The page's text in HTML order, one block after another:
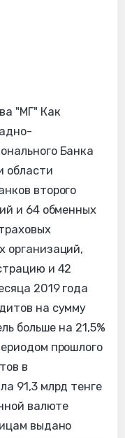
"МГ" Как
Банка
области
второго
и 64 обменных
организаций,
и 42
2019 года
на сумму
больше на 21,5%
прошлого
в
91,3 млрд тенге
валюте
выдано